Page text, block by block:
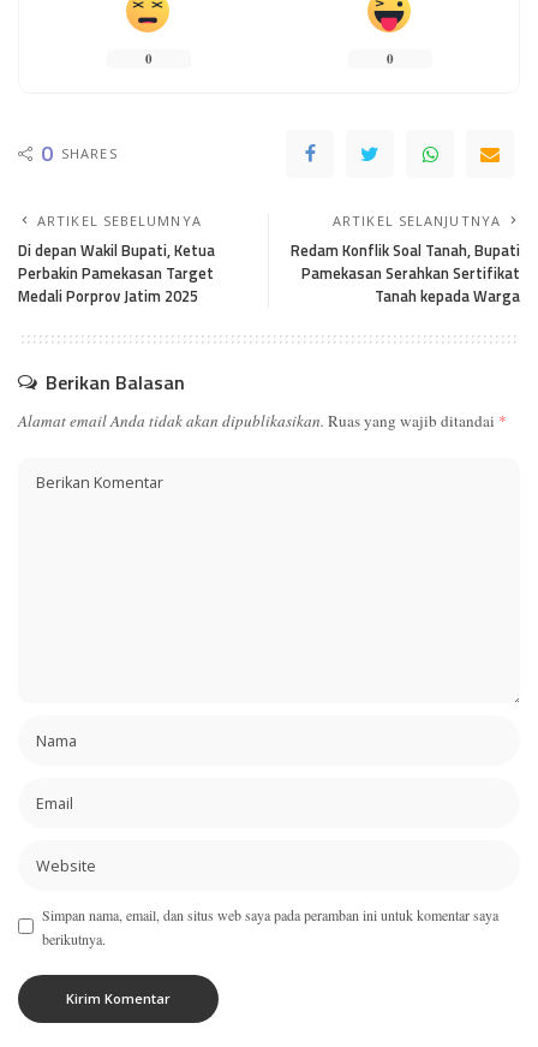
0 0
0 SHARES
ARTIKEL SEBELUMNYA
Di depan Wakil Bupati, Ketua
Perbakin Pamekasan Target
Medali Porprov Jatim 2025
ARTIKEL SELANJUTNYA
Redam Konflik Soal Tanah, Bupati
Pamekasan Serahkan Sertifikat
Tanah kepada Warga
Berikan Balasan
Alamat email Anda tidak akan dipublikasikan. Ruas yang wajib ditandai *
Simpan nama, email, dan situs web saya pada peramban ini untuk komentar saya
berikutnya.